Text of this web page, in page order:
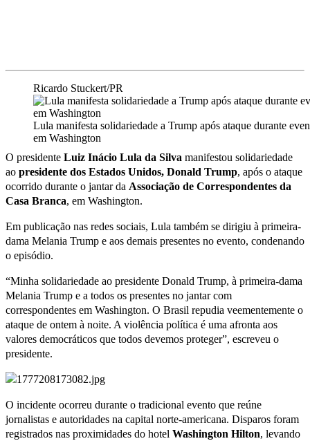
Ricardo Stuckert/PR
Lula manifesta solidariedade a Trump após ataque durante
em Washington
O presidente Luiz Inácio Lula da Silva manifestou solidariedade
ao presidente dos Estados Unidos, Donald Trump, após o ataque
ocorrido durante o jantar da Associação de Correspondentes da
Casa Branca, em Washington.
Em publicação nas redes sociais, Lula também se dirigiu à primeira-
dama Melania Trump e aos demais presentes no evento, condenando
o episódio.
“Minha solidariedade ao presidente Donald Trump, à primeira-dama
Melania Trump e a todos os presentes no jantar com
correspondentes em Washington. O Brasil repudia veementemente o
ataque de ontem à noite. A violência política é uma afronta aos
valores democráticos que todos devemos proteger”, escreveu o
presidente.
O incidente ocorreu durante o tradicional evento que reúne
jornalistas e autoridades na capital norte-americana. Disparos foram
registrados nas proximidades do hotel Washington Hilton, levando